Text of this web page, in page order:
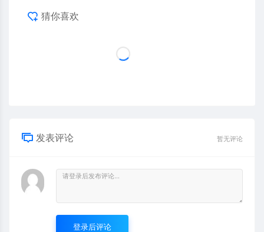
猜你喜欢
发表评论 暂无评论
登录后评论